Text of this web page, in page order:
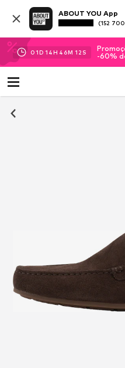
ABOUT YOU App
(152
01D 14H 46M 12 S
-60%